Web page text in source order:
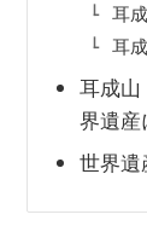
耳
耳
耳成山
界遺産
世界遺